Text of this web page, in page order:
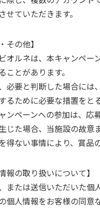
せていただきます。
その他】
オルネは、本キャンペー
ことがあります。
必要と判断した場合には
るために必要な措置をと
ンペーンへの参加は、応
じた場合、当施設の故意
得ない事情により、賞品
報の取り扱いについて】
または送信いただいた個
個人情報をお客様の同意